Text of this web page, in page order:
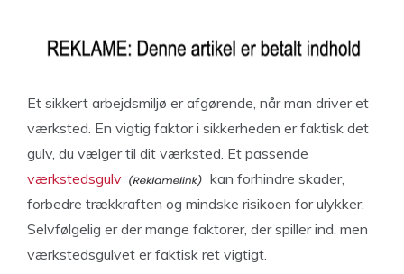
Et sikkert arbejdsmiljø er afgørende, når man driver et
værksted. En vigtig faktor i sikkerheden er faktisk det
gulv, du vælger til dit værksted. Et passende
værkstedsgulv
kan forhindre skader,
forbedre trækkraften og mindske risikoen for ulykker.
Selvfølgelig er der mange faktorer, der spiller ind, men
værkstedsgulvet er faktisk ret vigtigt.